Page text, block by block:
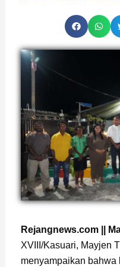
Rejangnews.com ||
XVIII/Kasuari, Mayjen
menyampaikan bahwa